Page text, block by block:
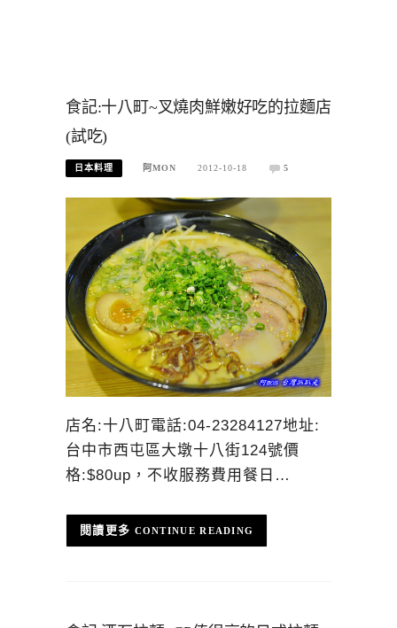
食記:十八町~叉燒肉鮮嫩好吃的拉麵店
(試吃)
日本料理 阿MON 2012-10-18 5
店名:十八町電話:04-23284127地址:
台中市西屯區大墩十八街124號價
格:$80up，不收服務費用餐日…
CONTINUE READING